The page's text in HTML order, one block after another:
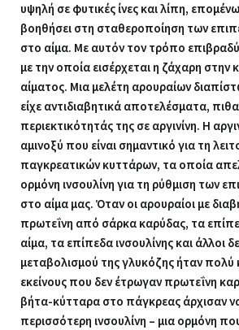
υψηλή σε φυτικές ίνες και λίπη,
βοηθήσει στη σταθεροποίηση των
στο αίμα. Με αυτόν τον τρόπο
με την οποία εισέρχεται η ζάχαρη στην
αίματος. Μια μελέτη αρουραίων
είχε αντιδιαβητικά αποτελέσματα,
περιεκτικότητάς της σε αργινίνη. Η
αμινοξύ που είναι σημαντικό για τη
παγκρεατικών κυττάρων, τα οποία
ορμόνη ινσουλίνη για τη ρύθμιση των
στο αίμα μας. Όταν οι αρουραίοι με
πρωτεΐνη από σάρκα καρύδας, τα
αίμα, τα επίπεδα ινσουλίνης και άλλοι
μεταβολισμού της γλυκόζης ήταν πολύ
εκείνους που δεν έτρωγαν πρωτεΐνη
βήτα-κύτταρα στο πάγκρεας άρχισαν
περισσότερη ινσουλίνη – μια ορμόνη